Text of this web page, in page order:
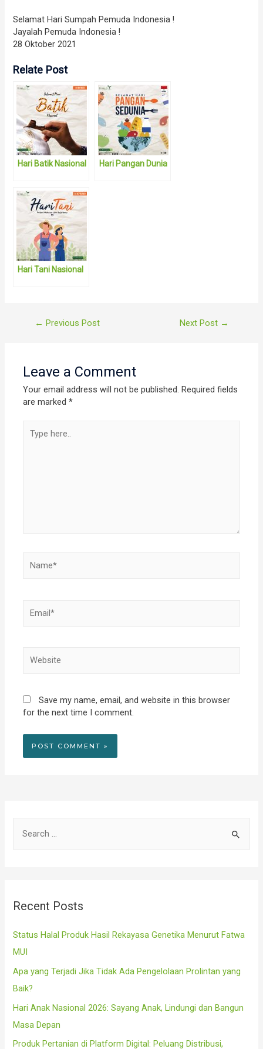
Selamat Hari Sumpah Pemuda Indonesia !
Jayalah Pemuda Indonesia !
28 Oktober 2021
Relate Post
Hari Batik Nasional Hari Pangan Dunia
Hari Tani Nasional
Post
← Previous Post Next Post →
Leave a Comment
Your email address will not be published. Required fields
are marked*
here..
Save my name, email, and website in this browser
for the next time I comment.
h
Recent Posts
Status Halal Produk Hasil Rekayasa Genetika Menurut Fatwa
MUI
Apa yang Terjadi Jika Tidak Ada Pengelolaan Prolintan yang
Baik?
Hari Anak Nasional 2026: Sayang Anak, Lindungi dan Bangun
Masa Depan
Produk Pertanian di Platform Digital: Peluang Distribusi,